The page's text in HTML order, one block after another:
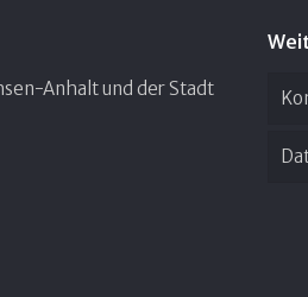
Anhalt und der Stadt